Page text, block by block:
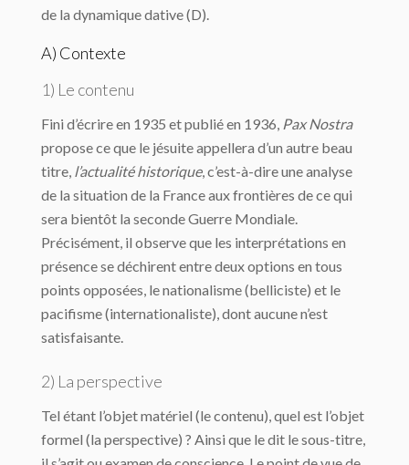
de la dynamique dative (D).
A) Contexte
1) Le contenu
Fini d’écrire en 1935 et publié en 1936, Pax Nostra
propose ce que le jésuite appellera d’un autre beau
titre, l’actualité historique, c’est-à-dire une analyse
de la situation de la France aux frontières de ce qui
sera bientôt la seconde Guerre Mondiale.
Précisément, il observe que les interprétations en
présence se déchirent entre deux options en tous
points opposées, le nationalisme (belliciste) et le
pacifisme (internationaliste), dont aucune n’est
satisfaisante.
2) La perspective
Tel étant l’objet matériel (le contenu), quel est l’objet
formel (la perspective) ? Ainsi que le dit le sous-titre,